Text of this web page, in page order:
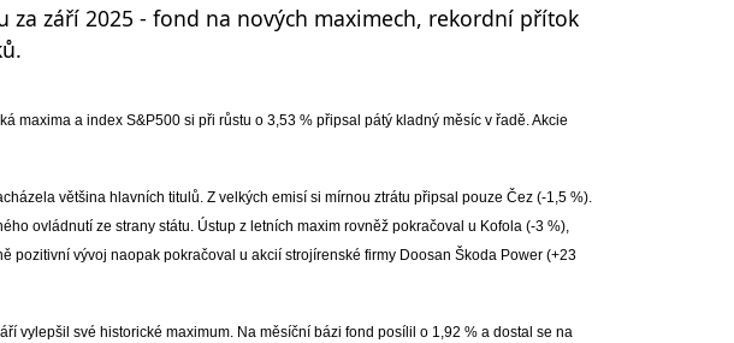
září 2025 - fond na nových maximech, rekordní přítok
maxima a index S&P500 si při růstu o 3,53 % připsal pátý kladný měsíc v řadě. Akcie
většina hlavních titulů. Z velkých emisí si mírnou ztrátu připsal pouze Čez (-1,5 %).
ovládnutí ze strany státu. Ústup z letních maxim rovněž pokračoval u Kofola (-3 %),
pozitivní vývoj naopak pokračoval u akcií strojírenské firmy Doosan Škoda Power (+23
vylepšil své historické maximum. Na měsíční bázi fond posílil o 1,92 % a dostal se na